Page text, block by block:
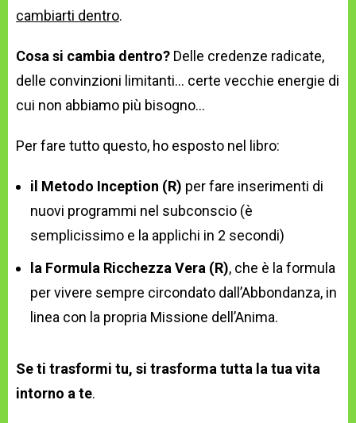
cambiarti dentro.
Cosa si cambia dentro? Delle credenze radicate,
delle convinzioni limitanti… certe vecchie energie di
cui non abbiamo più bisogno…
Per fare tutto questo, ho esposto nel libro:
il Metodo Inception (R) per fare inserimenti di
nuovi programmi nel subconscio (è
semplicissimo e la applichi in 2 secondi)
la Formula Ricchezza Vera (R), che è la formula
per vivere sempre circondato dall’Abbondanza, in
linea con la propria Missione dell’Anima.
Se ti trasformi tu, si trasforma tutta la tua vita
intorno a te.